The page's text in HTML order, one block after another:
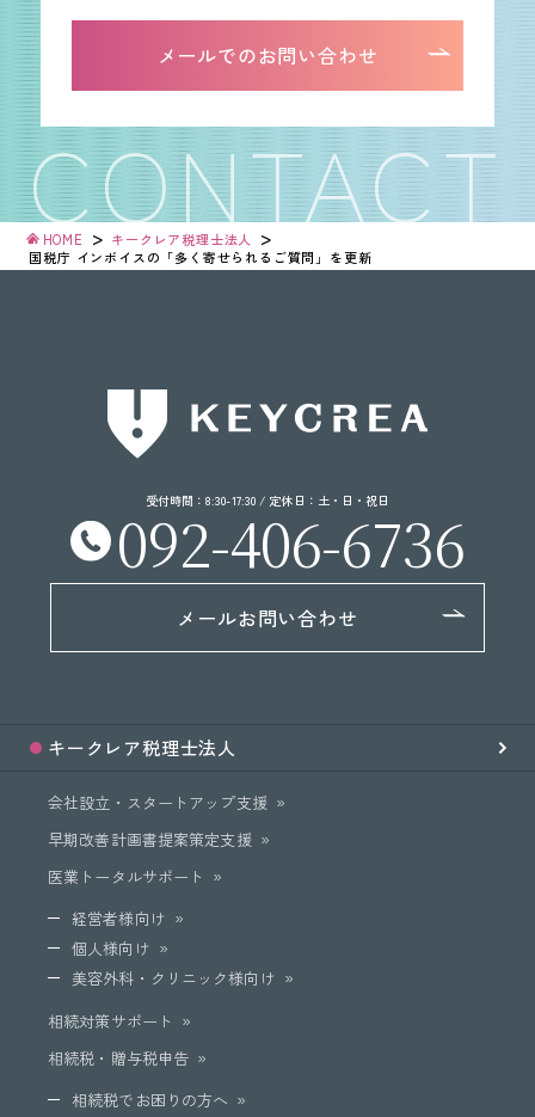
092-406-6736
メールでのお問い合わせ
メールでのお問い合わせ
HOME > キークレア税理士法人 >
国税庁 インボイスの 「多く寄せられる ご質問」 を更新
受付時間：8:30-17:30 / 定休日：土・日・祝日
092-406-6736
メールお問い合わせ
キークレア税理士法人
会社設立・スタートアップ支援
早期改善計画書提案策定支援
医業トータルサポート
経営者様向け
個人様向け
美容外科・クリニック様向け
相続対策サポート
相続税・贈与税申告
相続税でお困りの方へ